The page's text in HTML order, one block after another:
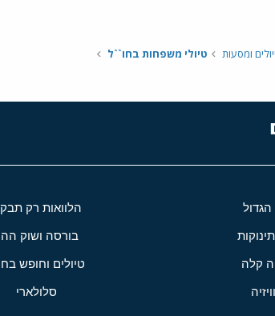
ומסעות טיולי משפחות בחו``ל
הלוואות רק
בורסה ושוק
קלה טיולים וחופש
סלולארי